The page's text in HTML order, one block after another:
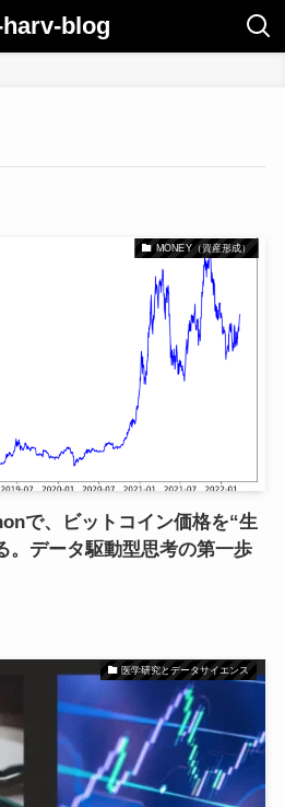
blog
MONEY（資産形成）
で、ビットコイン価格を“生
。データ駆動型思考の第一歩
医学研究とデータサイエンス